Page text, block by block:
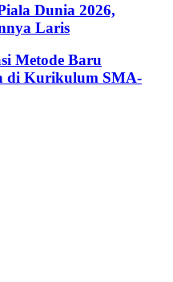
Dunia 2026,
Laris
Metode Baru
di Kurikulum SMA-